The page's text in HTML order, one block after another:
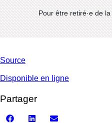
Pour être retiré·e de
Source
Disponible en ligne
Partager
Share
ShareShare